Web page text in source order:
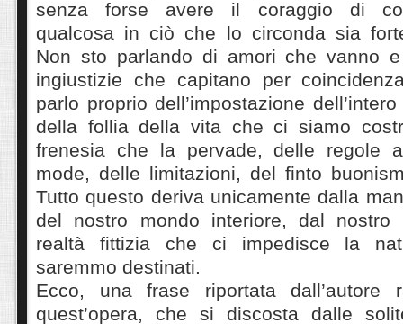
senza forse avere il coraggio di
qualcosa in ciò che lo circonda sia
Non sto parlando di amori che vanno
ingiustizie che capitano per
parlo proprio dell’impostazione dell’intero
della follia della vita che ci siamo
frenesia che la pervade, delle regole
mode, delle limitazioni, del finto
Tutto questo deriva unicamente dalla
del nostro mondo interiore, dal nostro
realtà fittizia che ci impedisce la
saremmo destinati.
Ecco, una frase riportata dall’autore
quest’opera, che si discosta dalle